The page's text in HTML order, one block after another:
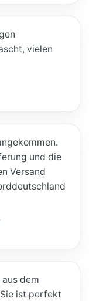
vielen
und die
Versand
dem
ist perfekt